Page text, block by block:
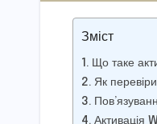
Зміст
Що таке
Як
Активація